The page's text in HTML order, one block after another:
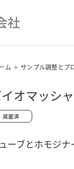
ム > サンプル調整とプ
オマッシ
ーブとホモジ